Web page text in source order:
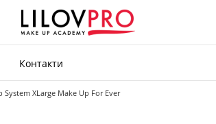
Контакти
XLarge Make Up For Ever